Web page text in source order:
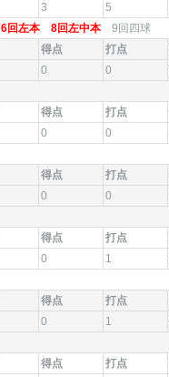
3 5
6回左本 8回左中本 9回四球
得点 打点
0 0
得点 打点
0 0
得点 打点
0 0
得点 打点
0 1
得点 打点
0 1
得点 打点